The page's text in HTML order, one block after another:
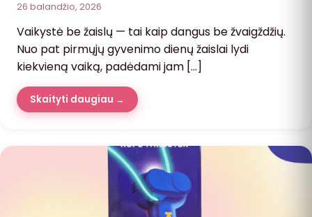
26 balandžio, 2026
Vaikystė be žaislų — tai kaip dangus be žvaigždžių.
Nuo pat pirmųjų gyvenimo dienų žaislai lydi
kiekvieną vaiką, padėdami jam […]
Skaityti daugiau →